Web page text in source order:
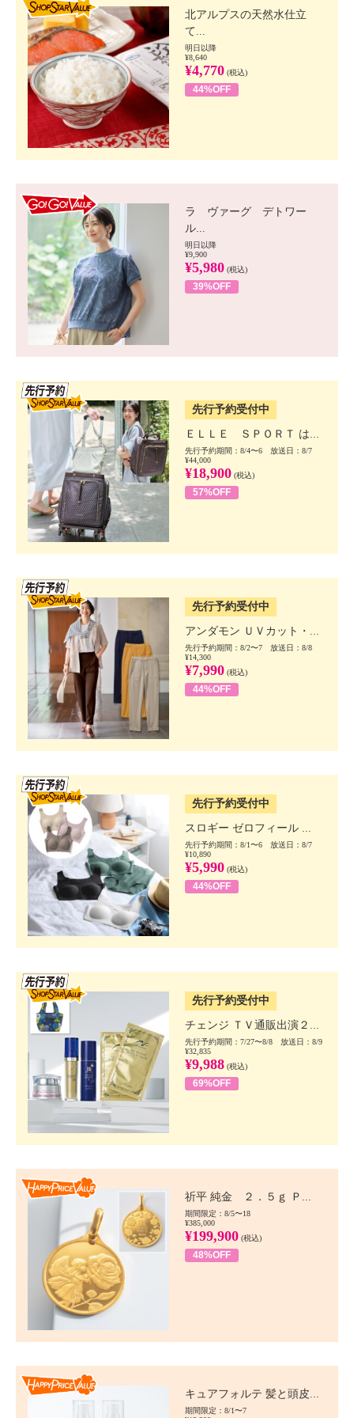
北アルプスの天然水仕立
て...
明日以降
¥8,640
¥4,770 (税込)
44%OFF
ラ ヴァーグ デトワー
ル...
明日以降
¥9,900
¥5,980 (税込)
39%OFF
先行予約受付中
ＥＬＬＥ ＳＰＯＲＴ は...
先行予約期間：8/4〜6 放送日：8/7
¥44,000
¥18,900 (税込)
57%OFF
先行予約受付中
アンダモン ＵＶカット・...
先行予約期間：8/2〜7 放送日：8/8
¥14,300
¥7,990 (税込)
44%OFF
先行予約受付中
スロギー ゼロフィール ...
先行予約期間：8/1〜6 放送日：8/7
¥10,890
¥5,990 (税込)
44%OFF
先行予約受付中
チェンジ ＴＶ通販出演２...
先行予約期間：7/27〜8/8 放送日：8/9
¥32,835
¥9,988 (税込)
69%OFF
祈平 純金 ２．５ｇ Ｐ...
期間限定：8/5〜18
¥385,000
¥199,900 (税込)
48%OFF
キュアフォルテ 髪と頭皮...
期間限定：8/1〜7